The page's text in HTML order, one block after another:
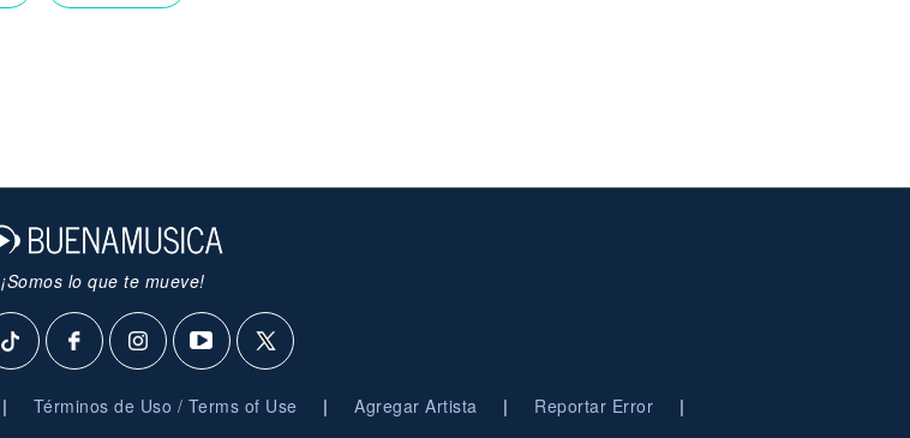
¡Somos lo que te mueve!
| Términos de Uso / Terms of Use | Agregar Artista | Reportar Error |